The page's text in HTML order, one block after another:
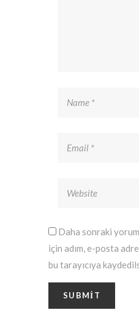
Daha sonraki
için adım, e-posta
bu tarayıcıya